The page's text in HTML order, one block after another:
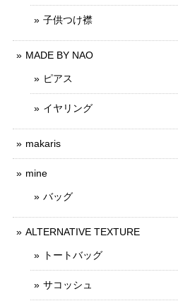
子供つけ襟
MADE BY NAO
ピアス
イヤリング
makaris
mine
バッグ
ALTERNATIVE TEXTURE
トートバッグ
サコッシュ